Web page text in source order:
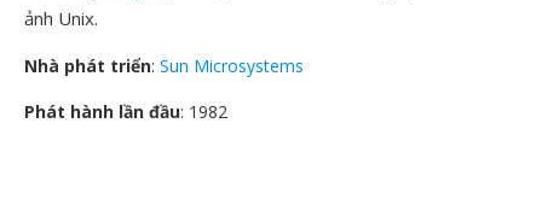
ảnh Unix.
Nhà phát triển: Sun Microsystems
Phát hành lần đầu: 1982